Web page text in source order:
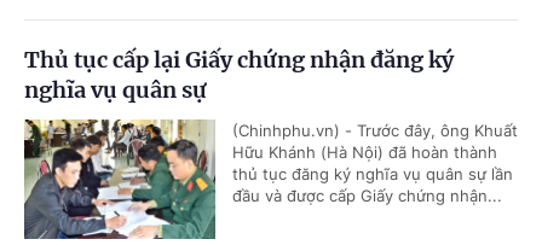
Thủ tục cấp lại Giấy chứng nhận đăng ký
nghĩa vụ quân sự
(Chinhphu.vn) - Trước đây, ông Khuất
Hữu Khánh (Hà Nội) đã hoàn thành
thủ tục đăng ký nghĩa vụ quân sự lần
đầu và được cấp Giấy chứng nhận...